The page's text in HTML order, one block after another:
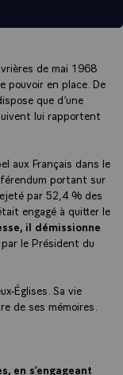
de mai 1968
pouvoir en place. De
que d’une
lui rapportent
aux Français dans le
portant sur
par 52,4 % des
engagé à quitter le
il démissionne
le Président du
Églises. Sa vie
de ses mémoires.
en s’engageant